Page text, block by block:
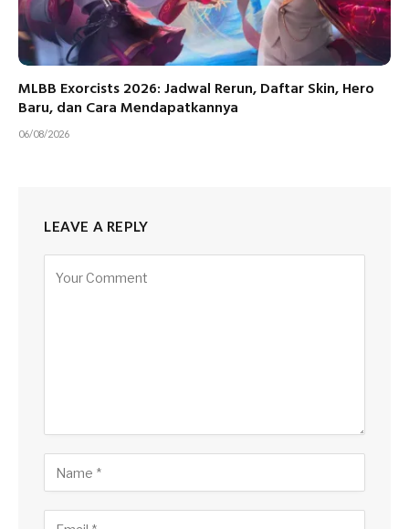
MLBB Exorcists 2026: Jadwal Rerun, Daftar Skin, Hero
Baru, dan Cara Mendapatkannya
06/08/2026
LEAVE A REPLY